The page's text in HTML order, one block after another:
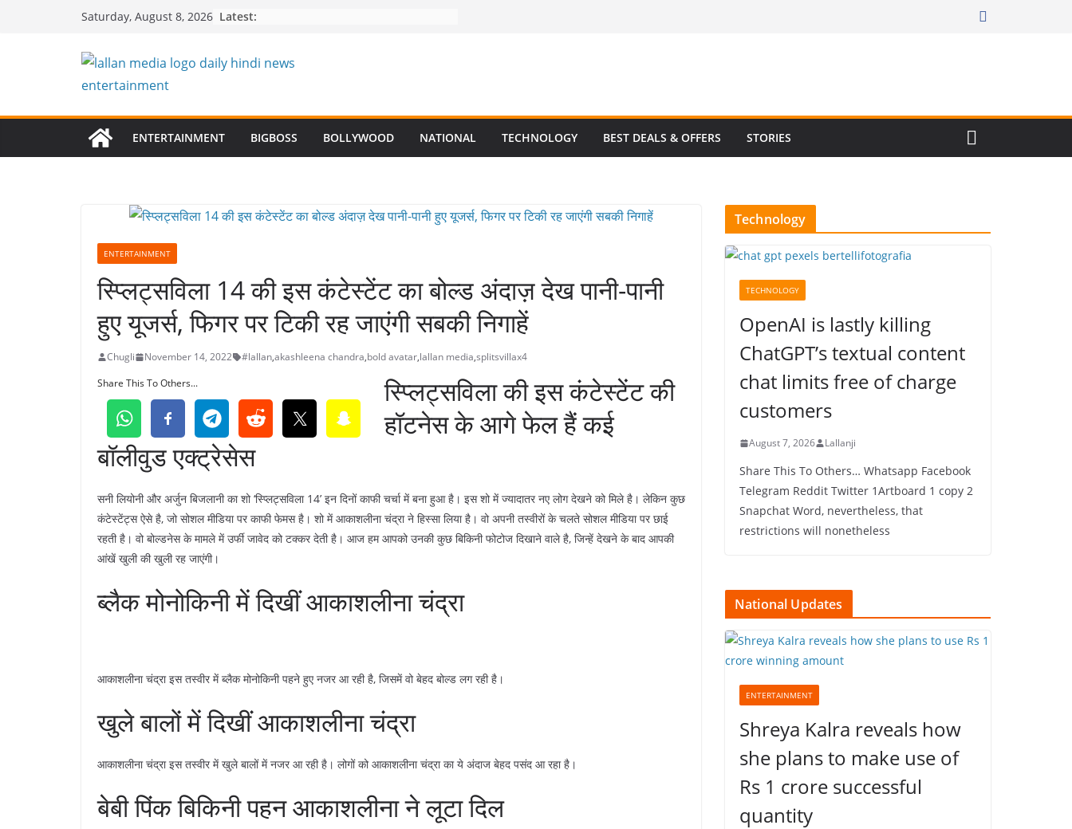
Saturday, August 8, 2026 Latest:
ENTERTAINMENT BIGBOSS BOLLYWOOD NATIONAL TECHNOLOGY BEST DEALS & OFFERS STORIES
ENTERTAINMENT
स्प्लिट्सविला 14 की इस कंटेस्टेंट का बोल्ड अंदाज़ देख पानी-पानी
हुए यूजर्स, फिगर पर टिकी रह जाएंगी सबकी निगाहें
Chugli November 14, 2022 #lallan,akashleena chandra,bold avatar,lallan media,splitsvillax4
Share This To Others...
स्प्लिट्सविला की इस कंटेस्टेंट की
हॉटनेस के आगे फेल हैं कई
बॉलीवुड एक्ट्रेसेस
सनी लियोनी और अर्जुन बिजलानी का शो ‘स्प्लिट्सविला 14’ इन दिनों काफी चर्चा में बना हुआ है। इस शो में ज्यादातर नए लोग देखने को मिले है। लेकिन कुछ
कंटेस्टेंट्स ऐसे है, जो सोशल मीडिया पर काफी फेमस है। शो में आकाशलीना चंद्रा ने हिस्सा लिया है। वो अपनी तस्वीरों के चलते सोशल मीडिया पर छाई
रहती है। वो बोल्डनेस के मामले में उर्फी जावेद को टक्कर देती है। आज हम आपको उनकी कुछ बिकिनी फोटोज दिखाने वाले है, जिन्हें देखने के बाद आपकी
आंखें खुली की खुली रह जाएंगी।
ब्लैक मोनोकिनी में दिखीं आकाशलीना चंद्रा
आकाशलीना चंद्रा इस तस्वीर में ब्लैक मोनोकिनी पहने हुए नजर आ रही है, जिसमें वो बेहद बोल्ड लग रही है।
खुले बालों में दिखीं आकाशलीना चंद्रा
आकाशलीना चंद्रा इस तस्वीर में खुले बालों में नजर आ रही है। लोगों को आकाशलीना चंद्रा का ये अंदाज बेहद पसंद आ रहा है।
बेबी पिंक बिकिनी पहन आकाशलीना ने लूटा दिल
Technology
TECHNOLOGY
OpenAI is lastly killing
ChatGPT’s textual content
chat limits free of charge
customers
August 7, 2026 Lallanji
Share This To Others… Whatsapp Facebook
Telegram Reddit Twitter 1Artboard 1 copy 2
Snapchat Word, nevertheless, that
restrictions will nonetheless
National Updates
ENTERTAINMENT
Shreya Kalra reveals how
she plans to make use of
Rs 1 crore successful
quantity